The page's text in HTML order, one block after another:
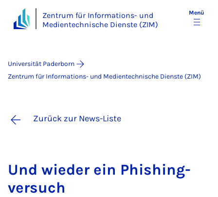
Zentrum für Informations- und
Medientechnische Dienste (ZIM)
Menü
Universität Paderborn
Zentrum für Informations- und Medientechnische Dienste (ZIM)
Zurück zur News-Liste
Und wie­der ein Phi­shing­
ver­such